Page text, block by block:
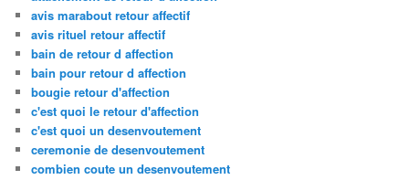
avis marabout retour affectif
avis rituel retour affectif
bain de retour d affection
bain pour retour d affection
bougie retour d'affection
c'est quoi le retour d'affection
c'est quoi un desenvoutement
ceremonie de desenvoutement
combien coute un desenvoutement